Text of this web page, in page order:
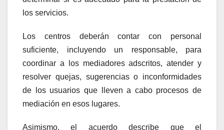
los servicios.
Los centros deberán contar con personal
suficiente, incluyendo un responsable, para
coordinar a los mediadores adscritos, atender y
resolver quejas, sugerencias o inconformidades
de los usuarios que lleven a cabo procesos de
mediación en esos lugares.
Asimismo, el acuerdo describe que el